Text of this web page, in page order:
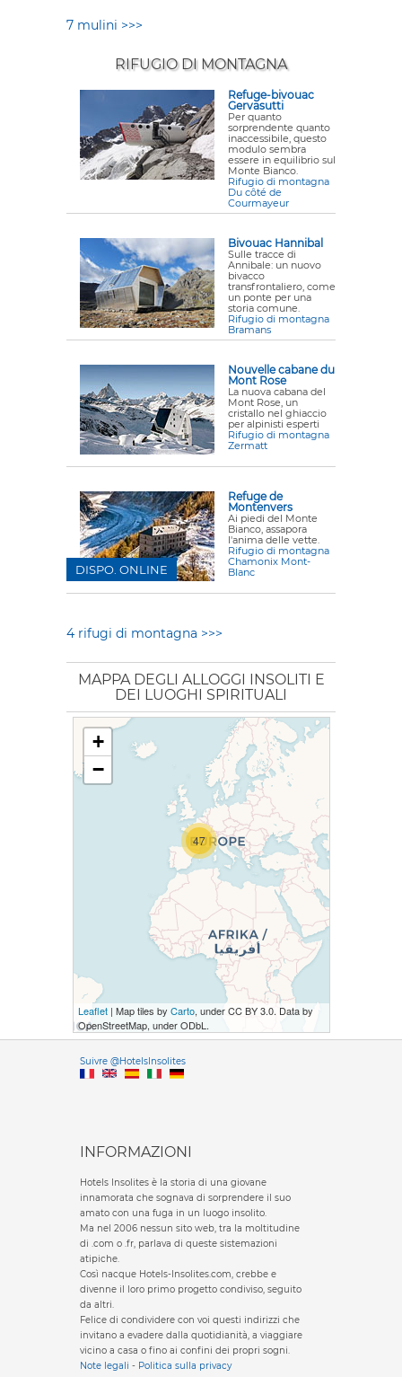
7 mulini >>>
RIFUGIO DI MONTAGNA
Refuge-bivouac
Gervasutti
Per quanto
sorprendente quanto
inaccessibile, questo
modulo sembra
essere in equilibrio sul
Monte Bianco.
Rifugio di montagna
Du côté de
Courmayeur
Bivouac Hannibal
Sulle tracce di
Annibale: un nuovo
bivacco
transfrontaliero, come
un ponte per una
storia comune.
Rifugio di montagna
Bramans
Nouvelle cabane du
Mont Rose
La nuova cabana del
Mont Rose, un
cristallo nel ghiaccio
per alpinisti esperti
Rifugio di montagna
Zermatt
Refuge de
Montenvers
Ai piedi del Monte
Bianco, assapora
l'anima delle vette.
Rifugio di montagna
Chamonix Mont-
Blanc
DISPO. ONLINE
4 rifugi di montagna >>>
MAPPA DEGLI ALLOGGI INSOLITI E
DEI LUOGHI SPIRITUALI
47
+
−
Leaflet| Map tiles by Carto, under CC BY 3.0. Data by
OpenStreetMap, under ODbL.
Suivre @HotelsInsolitesVersione
INFORMAZIONI
Hotels Insolites è la storia di una giovane
innamorata che sognava di sorprendere il suo
amato con una fuga in un luogo insolito.
Ma nel 2006 nessun sito web, tra la moltitudine
di .com o .fr, parlava di queste sistemazioni
atipiche.
Così nacque Hotels-Insolites.com, crebbe e
divenne il loro primo progetto condiviso, seguito
da altri.
Felice di condividere con voi questi indirizzi che
invitano a evadere dalla quotidianità, a viaggiare
vicino a casa o fino ai confini dei propri sogni.
Note legali - Politica sulla privacy